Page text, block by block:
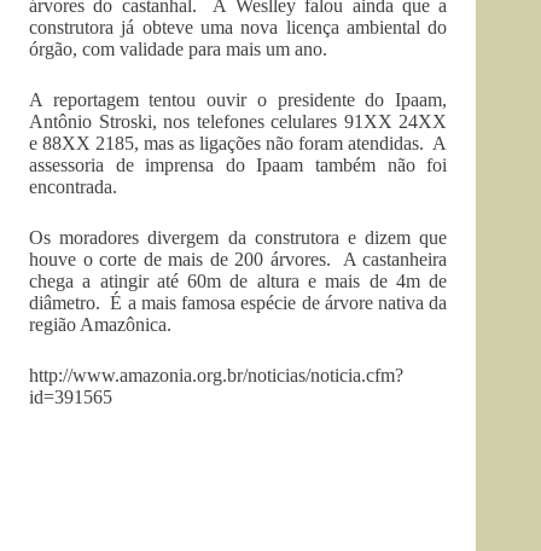
árvores do castanhal. A Weslley falou ainda que a
construtora já obteve uma nova licença ambiental do
órgão, com validade para mais um ano.
A reportagem tentou ouvir o presidente do Ipaam,
Antônio Stroski, nos telefones celulares 91XX 24XX
e 88XX 2185, mas as ligações não foram atendidas. A
assessoria de imprensa do Ipaam também não foi
encontrada.
Os moradores divergem da construtora e dizem que
houve o corte de mais de 200 árvores. A castanheira
chega a atingir até 60m de altura e mais de 4m de
diâmetro. É a mais famosa espécie de árvore nativa da
região Amazônica.
http://www.amazonia.org.br/noticias/noticia.cfm?
id=391565